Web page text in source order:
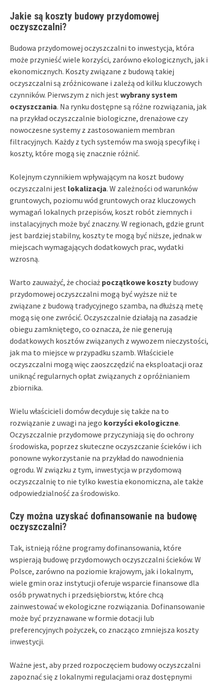
Jakie są koszty budowy przydomowej
oczyszczalni?
Budowa przydomowej oczyszczalni to inwestycja, która
może przynieść wiele korzyści, zarówno ekologicznych, jak i
ekonomicznych. Koszty związane z budową takiej
oczyszczalni są zróżnicowane i zależą od kilku kluczowych
czynników. Pierwszym z nich jest wybrany system
oczyszczania. Na rynku dostępne są różne rozwiązania, jak
na przykład oczyszczalnie biologiczne, drenażowe czy
nowoczesne systemy z zastosowaniem membran
filtracyjnych. Każdy z tych systemów ma swoją specyfikę i
koszty, które mogą się znacznie różnić.
Kolejnym czynnikiem wpływającym na koszt budowy
oczyszczalni jest lokalizacja. W zależności od warunków
gruntowych, poziomu wód gruntowych oraz kluczowych
wymagań lokalnych przepisów, koszt robót ziemnych i
instalacyjnych może być znaczny. W regionach, gdzie grunt
jest bardziej stabilny, koszty te mogą być niższe, jednak w
miejscach wymagających dodatkowych prac, wydatki
wzrosną.
Warto zauważyć, że chociaż początkowe koszty budowy
przydomowej oczyszczalni mogą być wyższe niż te
związane z budową tradycyjnego szamba, na dłuższą metę
mogą się one zwrócić. Oczyszczalnie działają na zasadzie
obiegu zamkniętego, co oznacza, że nie generują
dodatkowych kosztów związanych z wywozem nieczystości,
jak ma to miejsce w przypadku szamb. Właściciele
oczyszczalni mogą więc zaoszczędzić na eksploatacji oraz
uniknąć regularnych opłat związanych z opróżnianiem
zbiornika.
Wielu właścicieli domów decyduje się także na to
rozwiązanie z uwagi na jego korzyści ekologiczne.
Oczyszczalnie przydomowe przyczyniają się do ochrony
środowiska, poprzez skuteczne oczyszczanie ścieków i ich
ponowne wykorzystanie na przykład do nawodnienia
ogrodu. W związku z tym, inwestycja w przydomową
oczyszczalnię to nie tylko kwestia ekonomiczna, ale także
odpowiedzialność za środowisko.
Czy można uzyskać dofinansowanie na budowę
oczyszczalni?
Tak, istnieją różne programy dofinansowania, które
wspierają budowę przydomowych oczyszczalni ścieków. W
Polsce, zarówno na poziomie krajowym, jak i lokalnym,
wiele gmin oraz instytucji oferuje wsparcie finansowe dla
osób prywatnych i przedsiębiorstw, które chcą
zainwestować w ekologiczne rozwiązania. Dofinansowanie
może być przyznawane w formie dotacji lub
preferencyjnych pożyczek, co znacząco zmniejsza koszty
inwestycji.
Ważne jest, aby przed rozpoczęciem budowy oczyszczalni
zapoznać się z lokalnymi regulacjami oraz dostępnymi